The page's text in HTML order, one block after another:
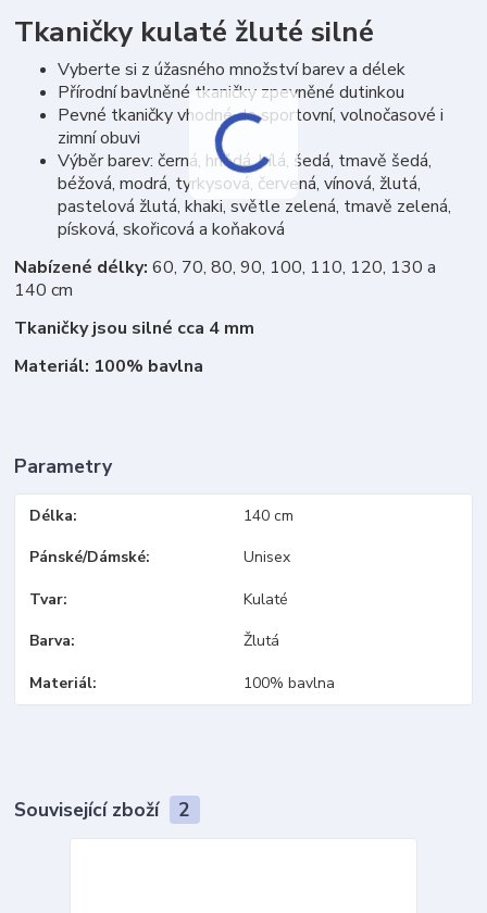
Tkaničky kulaté žluté silné
Vyberte si z úžasného množství barev a délek
Přírodní bavlněné tkaničky zpevněné dutinkou
Pevné tkaničky vhodné do sportovní, volnočasové i
zimní obuvi
Výběr barev: černá, hnědá, bílá, šedá, tmavě šedá,
béžová, modrá, tyrkysová, červená, vínová, žlutá,
pastelová žlutá, khaki, světle zelená, tmavě zelená,
písková, skořicová a koňaková
Nabízené délky: 60, 70, 80, 90, 100, 110, 120, 130 a
140 cm
Tkaničky jsou silné cca 4 mm
Materiál: 100% bavlna
Parametry
Délka 140 cm
Pánské/Dámské Unisex
Tvar Kulaté
Barva Žlutá
Materiál 100% bavlna
Související zboží 2